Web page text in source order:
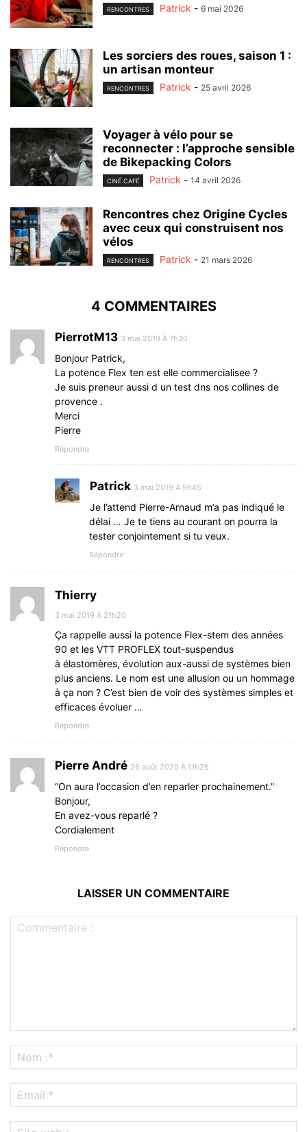
RENCONTRES Patrick - 6 mai 2026
Les sorciers des roues, saison 1 :
un artisan monteur
RENCONTRES Patrick - 25 avril 2026
Voyager à vélo pour se
reconnecter : l’approche sensible
de Bikepacking Colors
CINÉ CAFÉ Patrick - 14 avril 2026
Rencontres chez Origine Cycles
avec ceux qui construisent nos
vélos
RENCONTRES Patrick - 21 mars 2026
4 COMMENTAIRES
PierrotM13 3 mai 2019 À 7h30
Bonjour Patrick,
La potence Flex ten est elle commercialisee ?
Je suis preneur aussi d un test dns nos collines de
provence .
Merci
Pierre
Répondre
Patrick 3 mai 2019 À 9h45
Je l’attend Pierre-Arnaud m’a pas indiqué le
délai … Je te tiens au courant on pourra la
tester conjointement si tu veux.
Répondre
Thierry
3 mai 2019 À 21h20
Ça rappelle aussi la potence Flex-stem des années
90 et les VTT PROFLEX tout-suspendus
à élastomères, évolution aux-aussi de systèmes bien
plus anciens. Le nom est une allusion ou un hommage
à ça non ? C’est bien de voir des systèmes simples et
efficaces évoluer …
Répondre
Pierre André 26 août 2020 À 11h26
“On aura l’occasion d’en reparler prochainement.”
Bonjour,
En avez-vous reparlé ?
Cordialement
Répondre
LAISSER UN COMMENTAIRE